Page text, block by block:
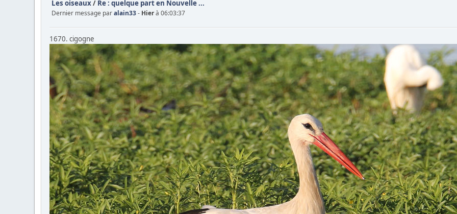
Les oiseaux/ Re : quelque part en Nouvelle ...
Dernier message paralain33- Hierà 06:03:37
1670. cigogne